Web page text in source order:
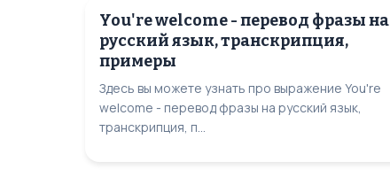
You're welcome - перевод фразы на
русский язык, транскрипция,
примеры
Здесь вы можете узнать про выражение You're
welcome - перевод фразы на русский язык,
транскрипция, п...